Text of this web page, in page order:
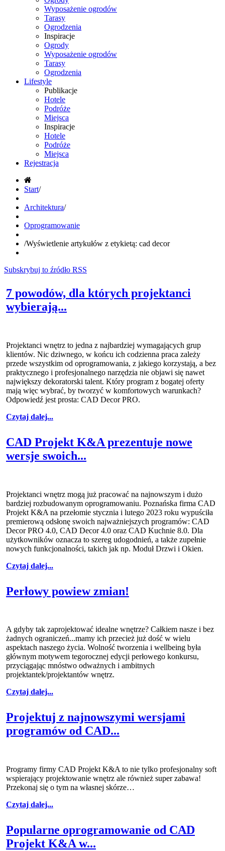
Wyposażenie ogrodów
Tarasy
Ogrodzenia
Inspiracje
Ogrody
Wyposażenie ogrodów
Tarasy
Ogrodzenia
Lifestyle
Publikacje
Hotele
Podróże
Miejsca
Inspiracje
Hotele
Podróże
Miejsca
Rejestracja
Start/
Architektura/
Oprogramowanie
/Wyświetlenie artykułów z etykietą: cad decor
Subskrybuj to źródło RSS
7 powodów, dla których projektanci
wybierają...
Projektanci wnętrz to jedna z najbardziej wymagających grup
klientów. Nic dziwnego, w końcu ich codzienna praca zależy
przede wszystkim od oprogramowania, z jakiego korzystają, a bez
praktycznego i profesjonalnego narzędzia nie objawi się nawet
największy dekoratorski talent. Który program z bogatej oferty
mają więc wybrać, by tworzyć w komfortowych warunkach?
Odpowiedź jest prosta: CAD Decor PRO.
Czytaj dalej...
CAD Projekt K&A prezentuje nowe
wersje swoich...
Projektanci wnętrz mogą już pracować na najnowszym i dużo
bardziej rozbudowanym oprogramowaniu. Poznańska firma CAD
Projekt K&A na przełomie stycznia i lutego 2023 roku wypuściła
premierową odsłonę swoich najważniejszych programów: CAD
Decor PRO 4.0, CAD Decor 4.0 oraz CAD Kuchnie 8.0. Dla
użytkowników oznacza to szereg udogodnień, a także zupełnie
nowych funkcjonalności, takich jak np. Moduł Drzwi i Okien.
Czytaj dalej...
Perłowy powiew zmian!
A gdyby tak zaprojektować idealne wnętrze? Całkiem nasze i bez
żadnych ograniczeń...mamy ich przecież już dość w wielu
aspektach naszego życia. Wolność tworzenia i wellbeing była
głównym motywem tegorocznej edycji perłowego konkursu,
przyciągając mnóstwo odważnych i ambitnych
projektantek/projektantów wnętrz.
Czytaj dalej...
Projektuj z najnowszymi wersjami
programów od CAD...
Programy firmy CAD Projekt K&A to nie tylko profesjonalny soft
wspierający projektowanie wnętrz ale również super zabawa!
Przekonaj się o tym na własnej skórze…
Czytaj dalej...
Popularne oprogramowanie od CAD
Projekt K&A w...